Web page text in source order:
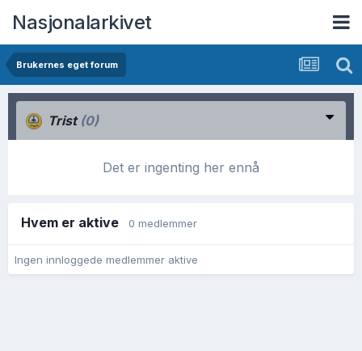
Nasjonalarkivet
Brukernes eget forum
Trist (0)
Det er ingenting her ennå
Hvem er aktive 0 medlemmer
Ingen innloggede medlemmer aktive